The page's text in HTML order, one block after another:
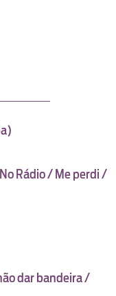
Rádio / Me perdi /
dar bandeira /